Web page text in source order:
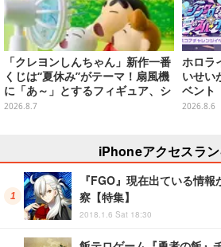
「クレヨンしんちゃん」新作一番
くじは“夏休み”がテーマ！扇風機
に「あ～」とするフィギュア、シ
ロのボウル皿など嬉しいラインナ
2026.8.7
ホロラ
いせい
ベント
クル」
ベン
2026.8.6
iPhoneアクセスラ
『FGO』現在出ている情
察【特集】
2018.1.6 Sat 18:30